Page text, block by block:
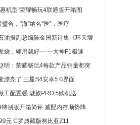
机型 荣耀畅玩4联通版开箱图
璧合，“海”纳名“医”，医疗
油报副总编陈金国新诗集《环天壤
烧，够用就好— —大神F1极速
明：荣耀畅玩4每款产品销量都突
漂亮了 三星S4安卓5.0界面
工配置强 魅族PRO 5购机送
特别版开箱简评 减配内存顺势降
元 C罗典藏版努比亚Z11